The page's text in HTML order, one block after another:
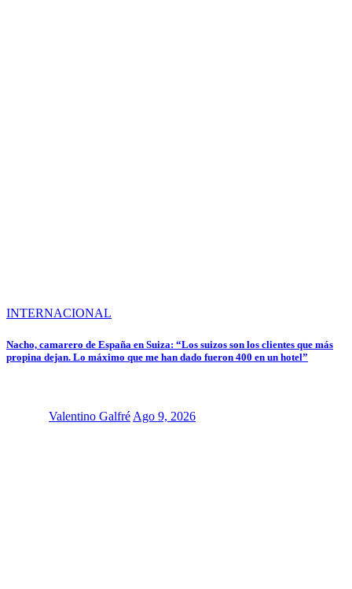
INTERNACIONAL
Nacho, camarero de España en Suiza: “Los suizos son los clientes que más
propina dejan. Lo máximo que me han dado fueron 400 en un hotel”
Valentino Galfré Ago 9, 2026